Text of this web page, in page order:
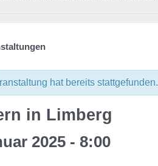
hat bereits stattgefunden.
in Limberg
2025 - 8:00